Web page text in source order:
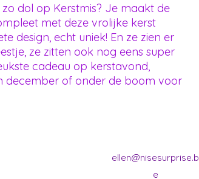
dol op Kerstmis? Je maakt de
met deze vrolijke kerst
design, echt uniek! En ze zien er
ze zitten ook nog eens super
cadeau op kerstavond,
december of onder de boom voor
ellen@nisesurprise.b
e